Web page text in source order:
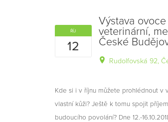
ŘÍJ
12
Výstava
veterinární,
České
Rudolfovská 92,
Kde si i v říjnu můžete prohlédnout v
vlastní kůži? Ještě k tomu spojit
budoucího povolání? Dne 12.-